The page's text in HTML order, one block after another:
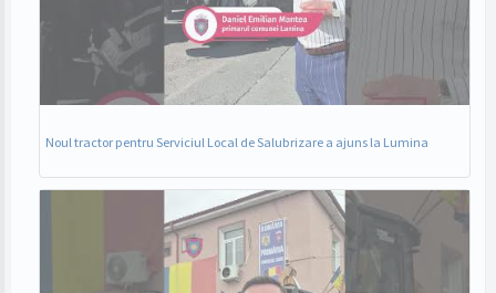
Noul tractor pentru Serviciul Local de Salubrizare a ajuns la Lumina